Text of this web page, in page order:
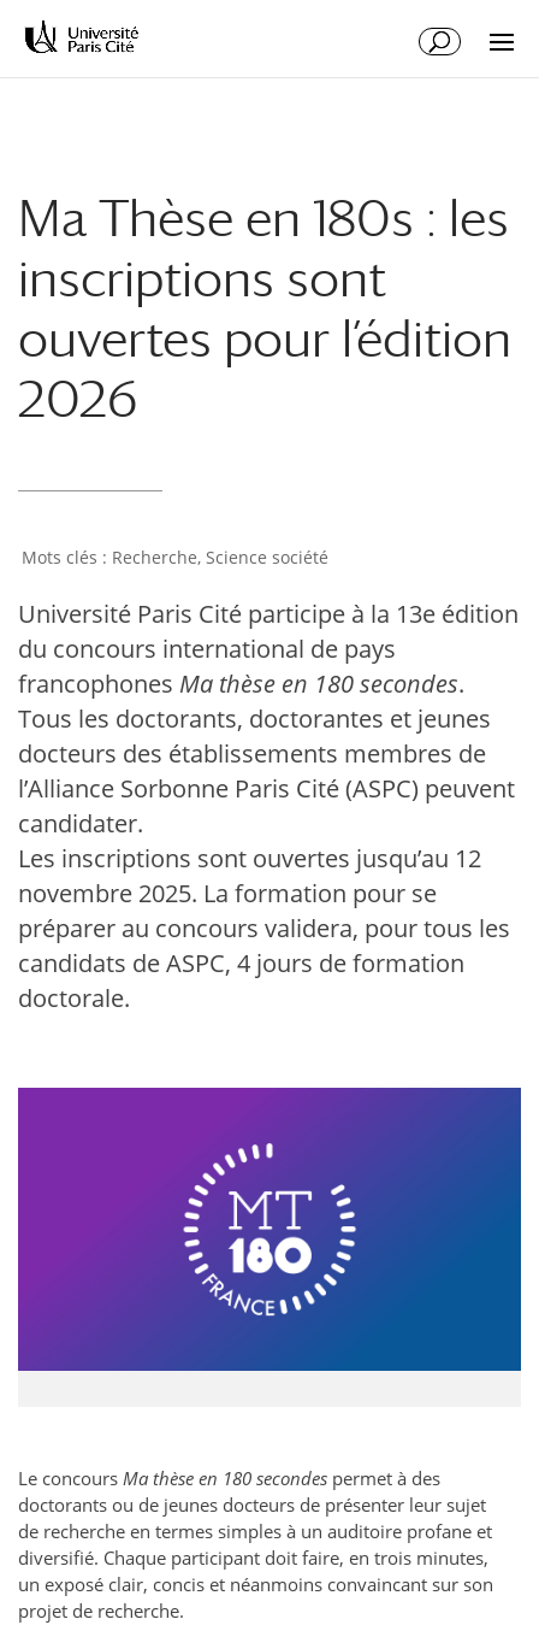
Ma Thèse en 180s : les
inscriptions sont
ouvertes pour l’édition
2026
Recherche, Science société
Université Paris Cité participe à la 13e édition
du concours international de pays
francophones Ma thèse en 180 secondes.
Tous les doctorants, doctorantes et jeunes
docteurs des établissements membres de
l’Alliance Sorbonne Paris Cité (ASPC) peuvent
candidater.
Les inscriptions sont ouvertes jusqu’au 12
novembre 2025. La formation pour se
préparer au concours validera, pour tous les
candidats de ASPC, 4 jours de formation
doctorale.
Le concours Ma thèse en 180 secondes permet à des
doctorants ou de jeunes docteurs de présenter leur sujet
de recherche en termes simples à un auditoire profane et
diversifié. Chaque participant doit faire, en trois minutes,
un exposé clair, concis et néanmoins convaincant sur son
projet de recherche.